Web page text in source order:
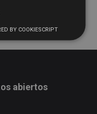
abiertos
BY COOKIESCRIPT